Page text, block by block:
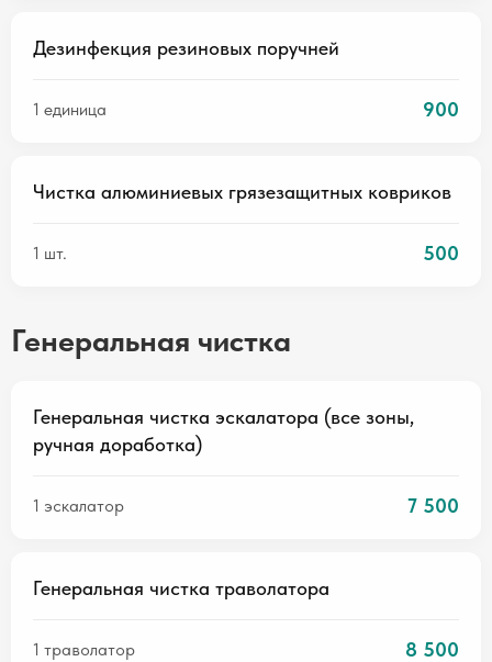
Дезинфекция резиновых поручней
1 единица 900
Чистка алюминиевых грязезащитных ковриков
1 шт. 500
Генеральная чистка
Генеральная чистка эскалатора (все зоны,
ручная доработка)
1 эскалатор 7 500
Генеральная чистка траволатора
1 траволатор 8 500